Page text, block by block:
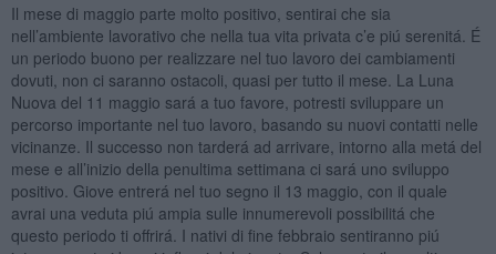
Il mese di maggio parte molto positivo, sentirai che sia
nell’ambiente lavorativo che nella tua vita privata c’e piú serenitá. É
un periodo buono per realizzare nel tuo lavoro dei cambiamenti
dovuti, non ci saranno ostacoli, quasi per tutto il mese. La Luna
Nuova del 11 maggio sará a tuo favore, potresti sviluppare un
percorso importante nel tuo lavoro, basando su nuovi contatti nelle
vicinanze. Il successo non tarderá ad arrivare, intorno alla metá del
mese e all’inizio della penultima settimana ci sará uno sviluppo
positivo. Giove entrerá nel tuo segno il 13 maggio, con il quale
avrai una veduta piú ampia sulle innumerevoli possibilitá che
questo periodo ti offrirá. I nativi di fine febbraio sentiranno piú